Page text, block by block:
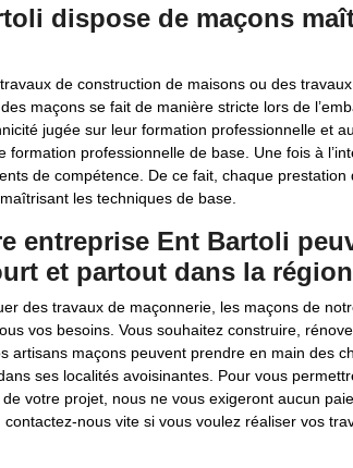
dispose de maçons
de construction de maisons ou des
maçons se fait de manière stricte lors de
jugée sur leur formation professionnelle et
professionnelle de base. Une fois à
de compétence. De ce fait, chaque prestation
les techniques de base.
entreprise Ent Bartoli
et partout dans la
des travaux de maçonnerie, les maçons de
vos besoins. Vous souhaitez construire,
artisans maçons peuvent prendre en main des
ses localités avoisinantes. Pour vous
votre projet, nous ne vous exigeront aucun
nous vite si vous voulez réaliser vos